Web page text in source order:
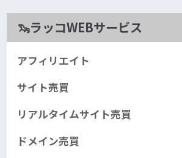
🦦ラッコWEBサービス
アフィリエイト
サイト売買
リアルタイムサイト売買
ドメイン売買